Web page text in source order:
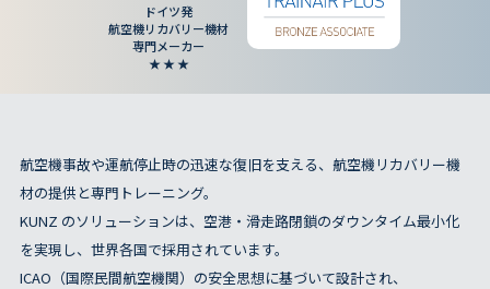
ドイツ発
航空機リカバリー機材
専門メーカー
★ ★ ★
航空機事故や運航停止時の迅速な復旧を支える、航空機リカバリー機
材の提供と専門トレーニング。
KUNZ のソリューションは、空港・滑走路閉鎖のダウンタイム最小化
を実現し、世界各国で採用されています。
ICAO（国際民間航空機関）の安全思想に基づいて設計され、